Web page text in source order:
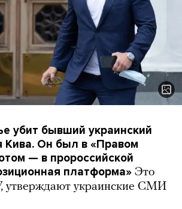
убит бывший украинский
Кива. Он был в «Правом
— в пророссийской
платформа» Это
утверждают украинские СМИ